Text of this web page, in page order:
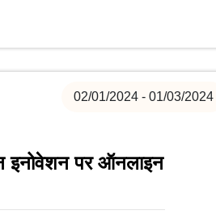
जैसे विभिन्न स्तरों पर जागरूक
02/01/2024 - 01/03/2024
इनोवेशन पर ऑनलाइन